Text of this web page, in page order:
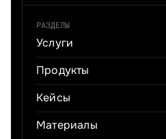
РАЗДЕЛЫ
Услуги
Продукты
Кейсы
Материалы